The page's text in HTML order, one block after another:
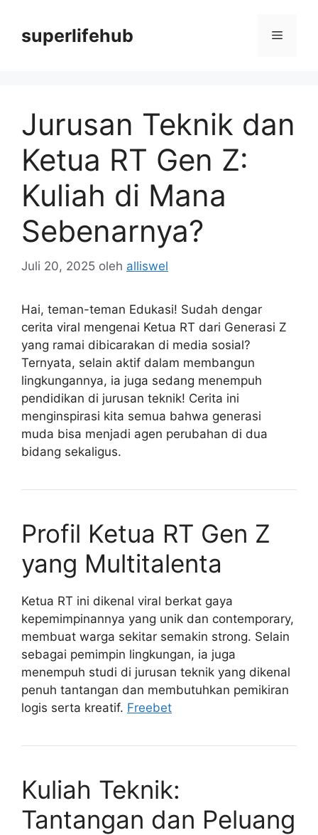
superlifehub Menu
Jurusan Teknik dan
Ketua RT Gen Z:
Kuliah di Mana
Sebenarnya?
Juli 20, 2025 oleh alliswel
Hai, teman-teman Edukasi! Sudah dengar
cerita viral mengenai Ketua RT dari Generasi Z
yang ramai dibicarakan di media sosial?
Ternyata, selain aktif dalam membangun
lingkungannya, ia juga sedang menempuh
pendidikan di jurusan teknik! Cerita ini
menginspirasi kita semua bahwa generasi
muda bisa menjadi agen perubahan di dua
bidang sekaligus.
Profil Ketua RT Gen Z
yang Multitalenta
Ketua RT ini dikenal viral berkat gaya
kepemimpinannya yang unik dan contemporary,
membuat warga sekitar semakin strong. Selain
sebagai pemimpin lingkungan, ia juga
menempuh studi di jurusan teknik yang dikenal
penuh tantangan dan membutuhkan pemikiran
logis serta kreatif. Freebet
Kuliah Teknik:
Tantangan dan Peluang